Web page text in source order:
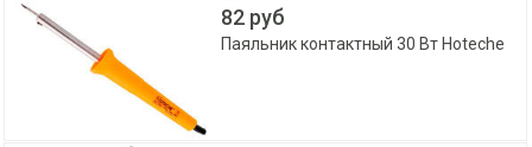
82 руб
Паяльник контактный 30 Вт Hoteche